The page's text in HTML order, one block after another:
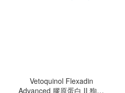
Vetoquinol Flexadin
Advanced 膠原蛋白 II 狗關